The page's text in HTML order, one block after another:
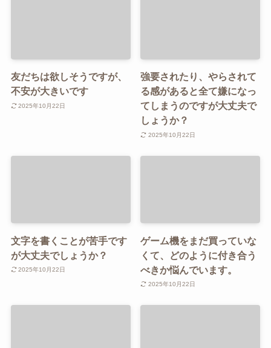
友だちは欲しそうですが、
不安が大きいです
2025年10月22日
強要されたり、やらされて
る感があると全て嫌になっ
てしまうのですが大丈夫で
しょうか？
2025年10月22日
文字を書くことが苦手です
が大丈夫でしょうか？
2025年10月22日
ゲーム機をまだ買っていな
くて、どのように付き合う
べきか悩んでいます。
2025年10月22日